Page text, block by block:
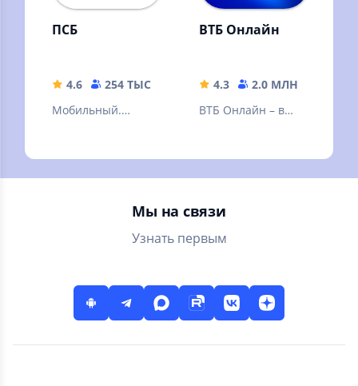
ПСБ
4.6 254 ТЫС
193 MB
Мобильный.
ВТБ Онлайн
4.3 2.0 МЛН
ВТБ Онлайн – в
версии Markswebb
Мы на связи
Узнать первым